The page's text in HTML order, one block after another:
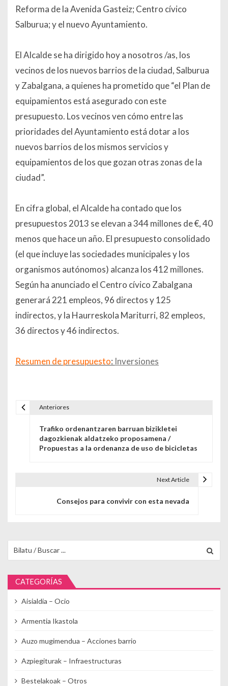
Reforma de la Avenida Gasteiz; Centro cívico
Salburua; y el nuevo Ayuntamiento.
El Alcalde se ha dirigido hoy a nosotros /as, los
vecinos de los nuevos barrios de la ciudad, Salburua
y Zabalgana, a quienes ha prometido que “el Plan de
equipamientos está asegurado con este
presupuesto. Los vecinos ven cómo entre las
prioridades del Ayuntamiento está dotar a los
nuevos barrios de los mismos servicios y
equipamientos de los que gozan otras zonas de la
ciudad”.
En cifra global, el Alcalde ha contado que los
presupuestos 2013 se elevan a 344 millones de €, 40
menos que hace un año. El presupuesto consolidado
(el que incluye las sociedades municipales y los
organismos autónomos) alcanza los 412 millones.
Según ha anunciado el Centro cívico Zabalgana
generará 221 empleos, 96 directos y 125
indirectos, y la Haurreskola Mariturri, 82 empleos,
36 directos y 46 indirectos.
Resumen de presupuesto: Inversiones
Anteriores
Trafiko ordenantzaren barruan bizikletei
dagozkienak aldatzeko proposamena /
Propuestas a la ordenanza de uso de bicicletas
Next Article
Consejos para convivir con esta nevada
CATEGORÍAS
Aisialdia – Ocio
Armentia Ikastola
Auzo mugimendua – Acciones barrio
Azpiegiturak – Infraestructuras
Bestelakoak – Otros